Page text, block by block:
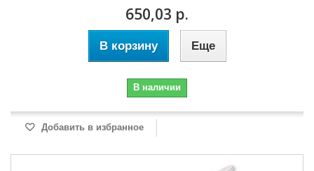
650,03 р.
В корзину Еще
В наличии
Добавить в избранное